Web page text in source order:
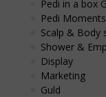
Pedi in a box
Pedi Moments
Scalp & Body
Shower &
Display
Marketing
Guld